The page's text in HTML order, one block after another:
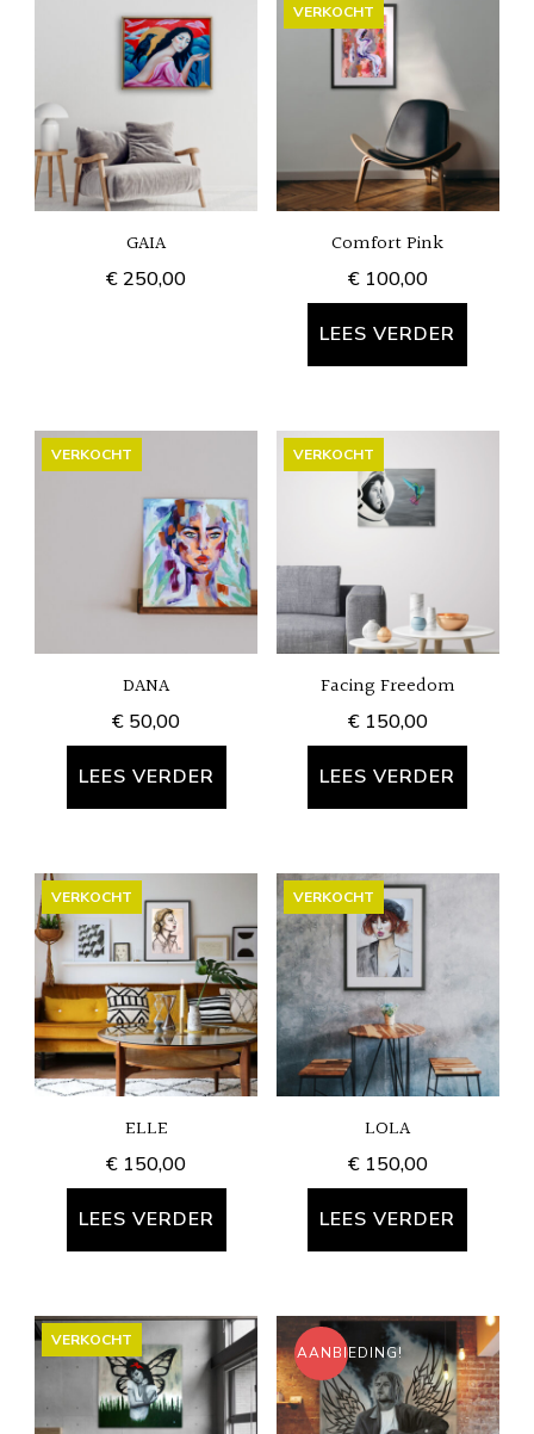
GAIA
€ 250,00
VERKOCHT
Comfort Pink
€100,00
LEES VERDER
VERKOCHT
DANA
€ 50,00
LEES VERDER
VERKOCHT
Facing Freedom
€150,00
LEES VERDER
VERKOCHT
ELLE
€ 150,00
LEES VERDER
VERKOCHT
LOLA
€150,00
LEES VERDER
VERKOCHT
AANBIEDING!